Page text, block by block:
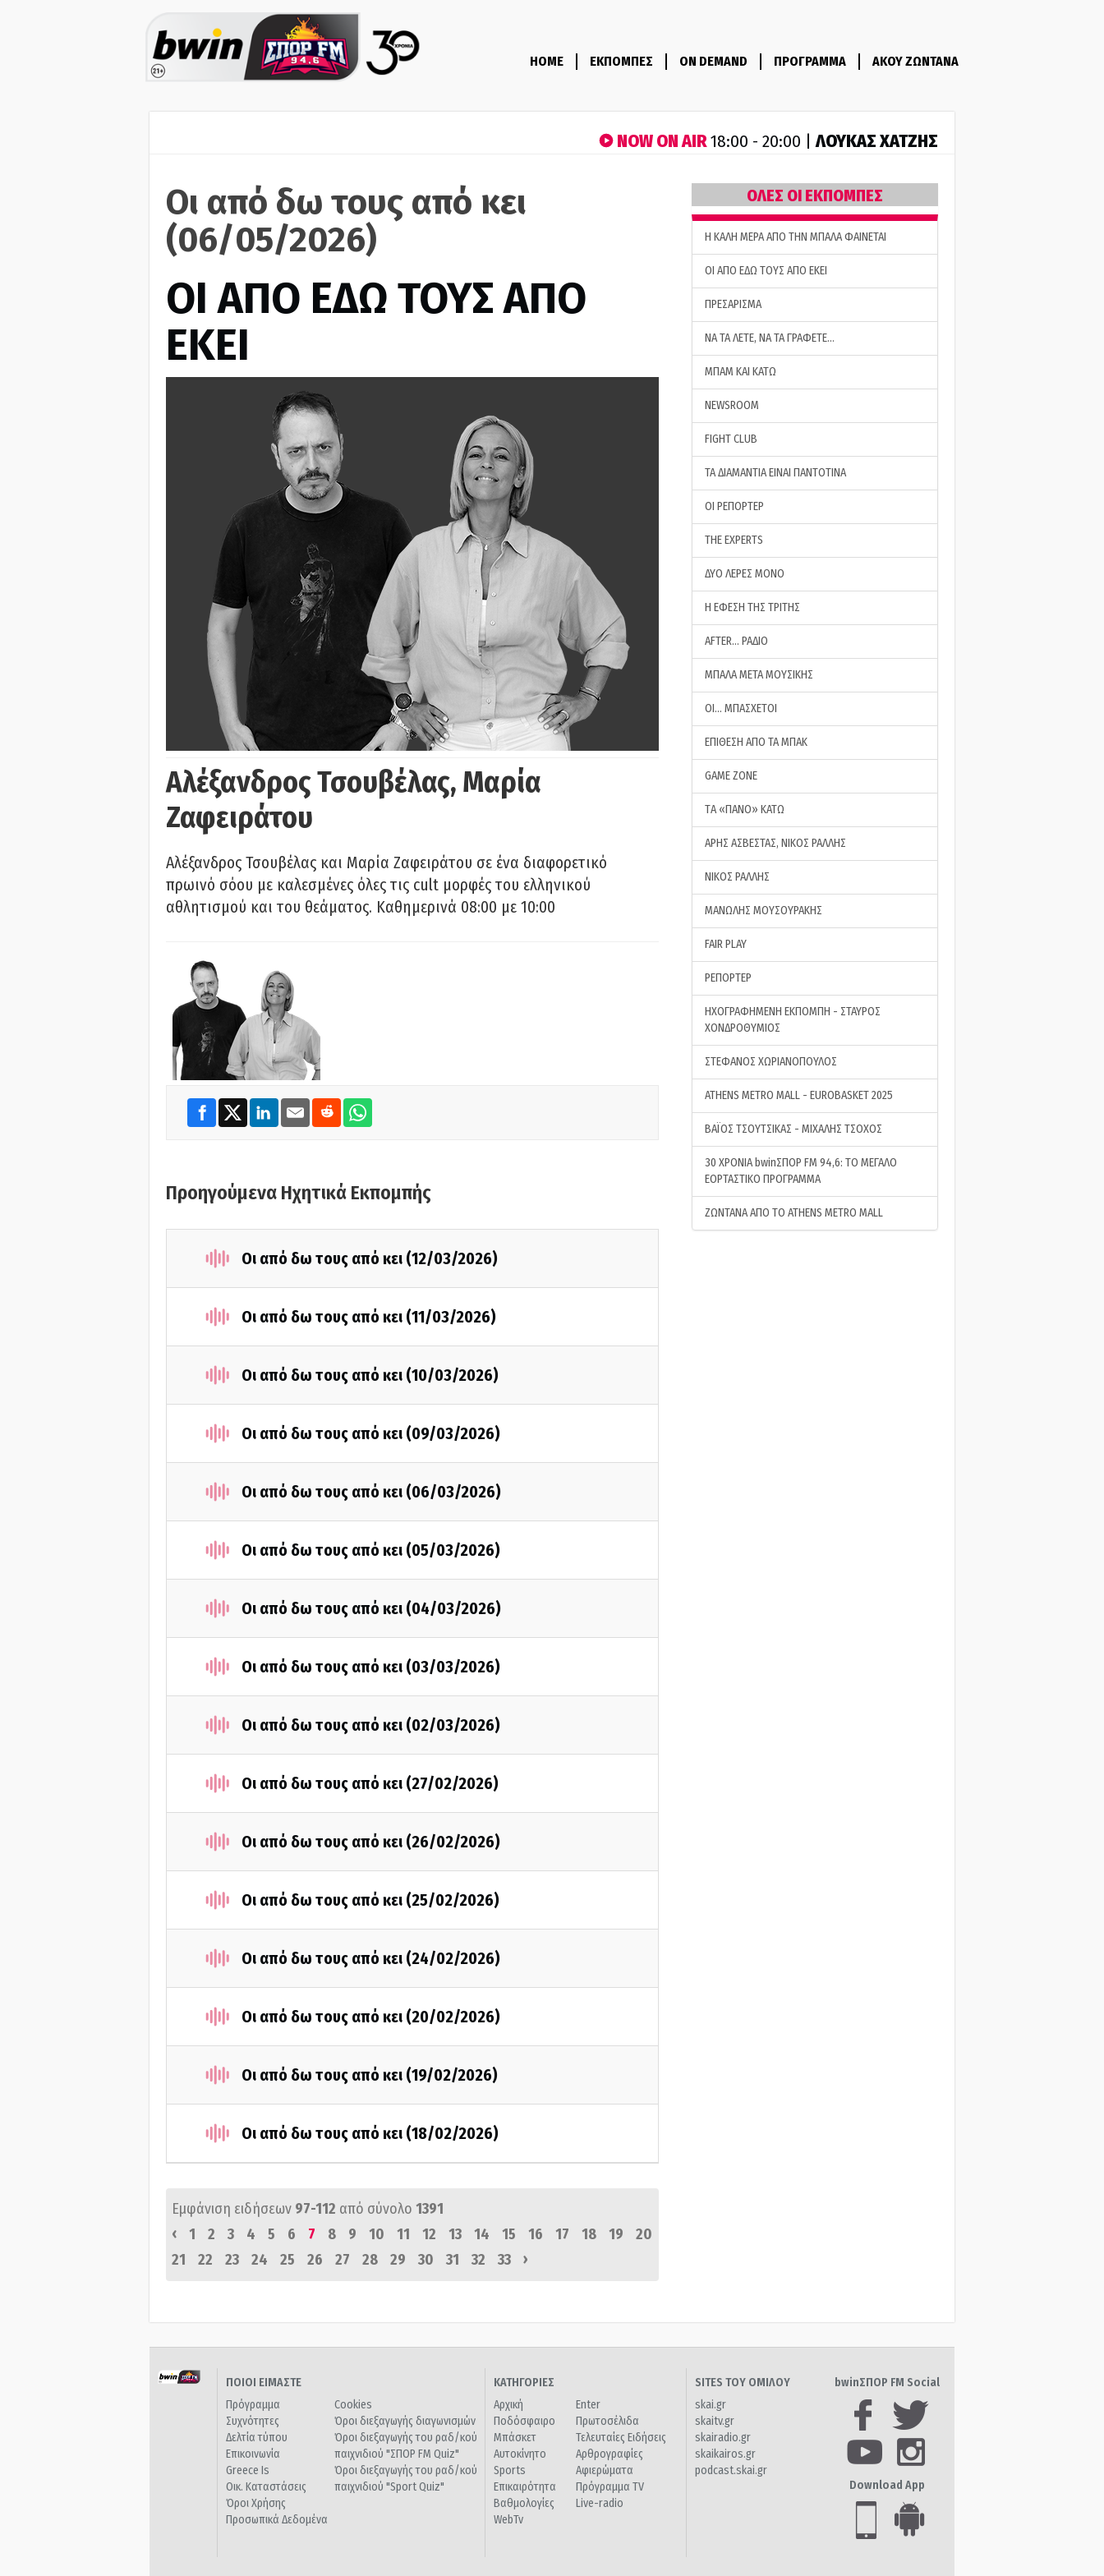
HOME ΕΚΠΟΜΠΕΣ ON DEMAND ΠΡΟΓΡΑΜΜΑ ΑΚΟΥ ΖΩΝΤΑΝΑ
NOW ON AIR18:00 - 20:00 |ΛΟΥΚΑΣ ΧΑΤΖΗΣ
Οι από δω τους από κει
(06/05/2026)
ΟΙ ΑΠΟ ΕΔΩ ΤΟΥΣ ΑΠΟ
ΕΚΕΙ
Αλέξανδρος Τσουβέλας, Μαρία
Ζαφειράτου
Αλέξανδρος Τσουβέλας και Μαρία Ζαφειράτου σε ένα διαφορετικό
πρωινό σόου με καλεσμένες όλες τις cult μορφές του ελληνικού
αθλητισμού και του θεάματος. Καθημερινά 08:00 με 10:00
Προηγούμενα Ηχητικά Εκπομπής
Οι από δω τους από κει (12/03/2026)
Οι από δω τους από κει (11/03/2026)
Οι από δω τους από κει (10/03/2026)
Οι από δω τους από κει (09/03/2026)
Οι από δω τους από κει (06/03/2026)
Οι από δω τους από κει (05/03/2026)
Οι από δω τους από κει (04/03/2026)
Οι από δω τους από κει (03/03/2026)
Οι από δω τους από κει (02/03/2026)
Οι από δω τους από κει (27/02/2026)
Οι από δω τους από κει (26/02/2026)
Οι από δω τους από κει (25/02/2026)
Οι από δω τους από κει (24/02/2026)
Οι από δω τους από κει (20/02/2026)
Οι από δω τους από κει (19/02/2026)
Οι από δω τους από κει (18/02/2026)
Εμφάνιση ειδήσεων 97-112 από σύνολο 1391
‹
1 2 3 4 5 6 7 8 9 10 11 12 13 14 15 16 17 18 19
20
21
22 23 24 25 26 27 28 29 30 31 32 33 ›
ΟΛΕΣ ΟΙ ΕΚΠΟΜΠΕΣ
H ΚΑΛΗ ΜΕΡΑ ΑΠΟ ΤΗΝ ΜΠΑΛΑ ΦΑΙΝΕΤΑΙ
ΟΙ ΑΠΟ ΕΔΩ ΤΟΥΣ ΑΠΟ ΕΚΕΙ
ΠΡΕΣΑΡΙΣΜΑ
ΝΑ ΤΑ ΛΕΤΕ, ΝΑ ΤΑ ΓΡΑΦΕΤΕ…
ΜΠΑΜ ΚΑΙ ΚΑΤΩ
NEWSROOM
FIGHT CLUB
ΤΑ ΔΙΑΜΑΝΤΙΑ ΕΙΝΑΙ ΠΑΝΤΟΤΙΝΑ
ΟΙ ΡΕΠΟΡΤΕΡ
THE EXPERTS
ΔΥΟ ΛΕΡΕΣ ΜΟΝΟ
Η ΕΦΕΣΗ ΤΗΣ ΤΡΙΤΗΣ
AFTER… ΡΑΔΙΟ
ΜΠΑΛΑ ΜΕΤΑ ΜΟΥΣΙΚΗΣ
ΟΙ… ΜΠΑΣΧΕΤΟΙ
ΕΠΙΘΕΣΗ ΑΠΟ ΤΑ ΜΠΑΚ
GAME ZONE
ΤA «ΠΑΝΟ» ΚΑΤΩ
ΑΡΗΣ ΑΣΒΕΣΤΑΣ, ΝΙΚΟΣ ΡΑΛΛΗΣ
ΝΙΚΟΣ ΡΑΛΛΗΣ
ΜΑΝΩΛΗΣ ΜΟΥΣΟΥΡΑΚΗΣ
FAIR PLAY
ΡΕΠΟΡΤΕΡ
ΗΧΟΓΡΑΦΗΜΕΝΗ ΕΚΠΟΜΠΗ - ΣΤΑΥΡΟΣ
ΧΟΝΔΡΟΘΥΜΙΟΣ
ΣΤΕΦΑΝΟΣ ΧΩΡΙΑΝΟΠΟΥΛΟΣ
ATHENS METRO MALL - EUROBASKET 2025
ΒΑΪΟΣ ΤΣΟΥΤΣΙΚΑΣ - ΜΙΧΑΛΗΣ ΤΣΟΧΟΣ
30 ΧΡΟΝΙΑ bwinΣΠΟΡ FM 94,6: ΤΟ ΜΕΓΑΛΟ
ΕΟΡΤΑΣΤΙΚΟ ΠΡΟΓΡΑΜΜΑ
ΖΩΝΤΑΝΑ ΑΠΟ ΤΟ ATHENS METRO MALL
ΠΟΙΟΙ ΕΙΜΑΣΤΕ
Πρόγραμμα
Συχνότητες
Δελτία τύπου
Επικοινωνία
Greece Is
Οικ. Καταστάσεις
Όροι Χρήσης
Προσωπικά Δεδομένα
Cookies
Όροι διεξαγωγής διαγωνισμών
Όροι διεξαγωγής του ραδ/κού
παιχνιδιού "ΣΠΟΡ FM Quiz"
Όροι διεξαγωγής του ραδ/κού
παιχνιδιού "Sport Quiz"
ΚΑΤΗΓΟΡΙΕΣ
Αρχική
Ποδόσφαιρο
Μπάσκετ
Αυτοκίνητο
Sports
Επικαιρότητα
Βαθμολογίες
WebTv
Enter
Πρωτοσέλιδα
Τελευταίες Ειδήσεις
Αρθρογραφίες
Αφιερώματα
Πρόγραμμα TV
Live-radio
SITES ΤΟΥ ΟΜΙΛΟΥ
skai.gr
skaitv.gr
skairadio.gr
skaikairos.gr
podcast.skai.gr
bwinΣΠΟΡ FM Social
Download App